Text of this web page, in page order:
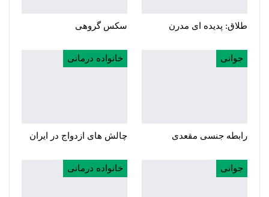
طلاق: پدیده ای مدرن سکس گروهی
جوانی
رابطه جنسی مقعدی
خانواده درمانی
چالش های ازدواج در ایران
جوانی خانواده درمانی